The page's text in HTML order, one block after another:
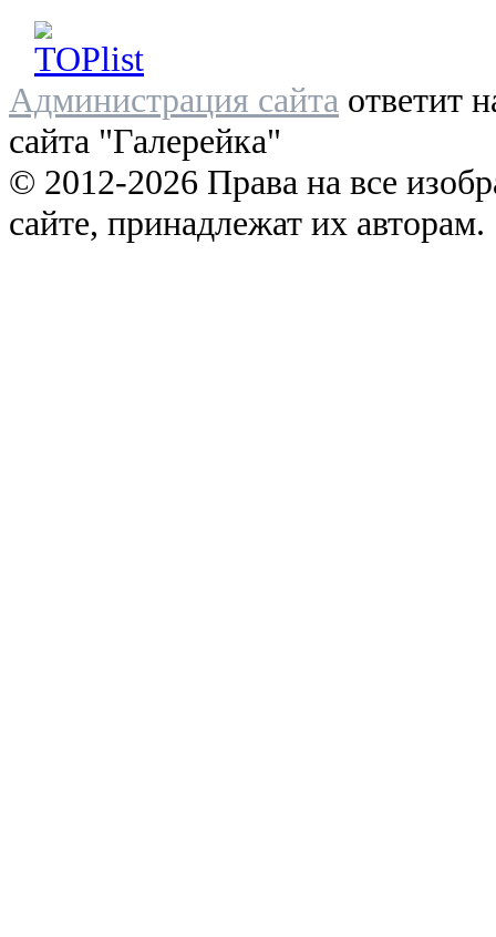
Администрация сайта ответит
сайта "Галерейка"
© 2012-2026 Права на все
сайте, принадлежат их авторам.